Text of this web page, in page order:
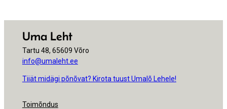
Uma Leht
Tartu 48, 65609 Võro
info@umaleht.ee
Tiiät midägi põnõvat? Kirota tuust Umalõ Lehele!
Toimõndus